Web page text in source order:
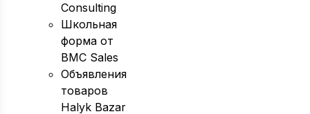
Consulting
Школьная
форма от
BMC Sales
Объявления
товаров
Halyk Bazar